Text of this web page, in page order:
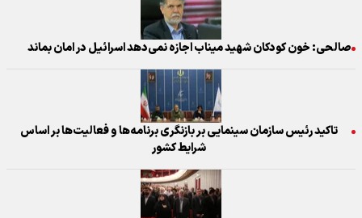
صالحی: ‌خون کودکان شهید میناب اجازه نمی‌دهد اسرائیل در امان بماند
تاکید رئیس سازمان سینمایی بر بازنگری برنامه‌ها و فعالیت‌ها بر اساس
شرایط کشور